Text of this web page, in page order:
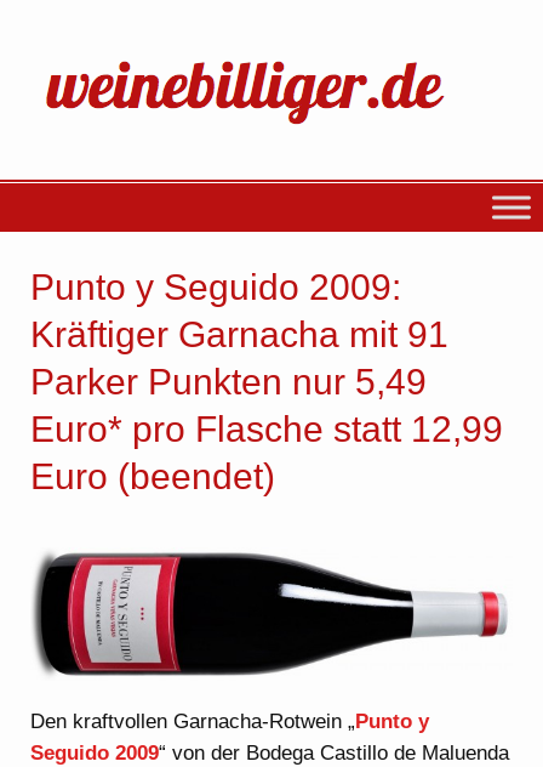
Punto y Seguido 2009:
Kräftiger Garnacha mit 91
Parker Punkten nur 5,49
Euro* pro Flasche statt 12,99
Euro (beendet)
Den kraftvollen Garnacha-Rotwein „ Punto y
Seguido 2009“ von der Bodega Castillo de Maluenda